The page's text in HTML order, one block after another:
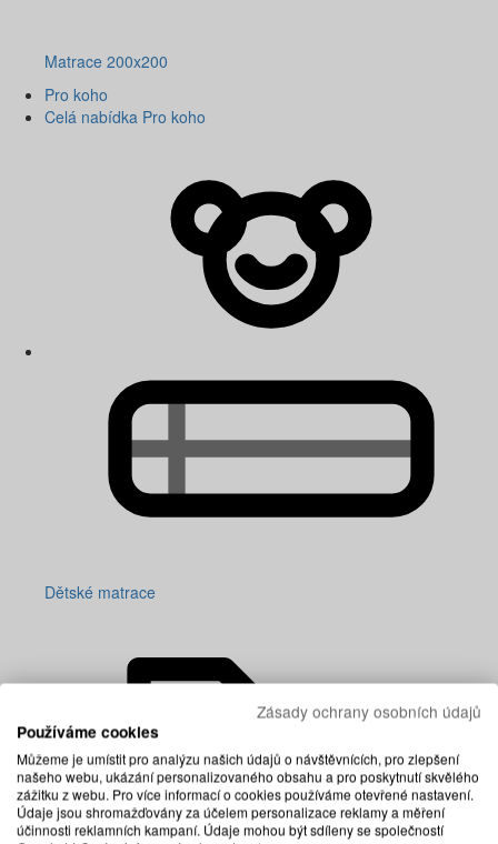
Matrace 200x200
Pro koho
Celá nabídka Pro koho
Dětské matrace
Zásady ochrany osobních údajů
Používáme cookies
Můžeme je umístit pro analýzu našich údajů o návštěvnících, pro zlepšení
našeho webu, ukázání personalizovaného obsahu a pro poskytnutí skvělého
zážitku z webu. Pro více informací o cookies používáme otevřené nastavení.
Údaje jsou shromažďovány za účelem personalizace reklamy a měření
účinnosti reklamních kampaní. Údaje mohou být sdíleny se společností